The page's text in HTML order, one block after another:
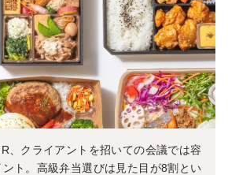
、クライアントを招いての会議では容
ト。高級弁当選びは見た目が8割とい